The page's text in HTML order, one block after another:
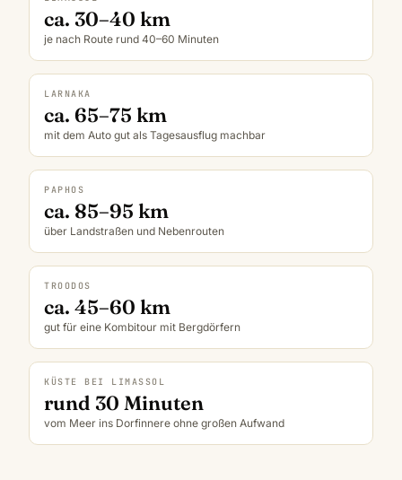
ca. 30–40 km
je nach Route rund 40–60 Minuten
LARNAKA
ca. 65–75 km
mit dem Auto gut als Tagesausflug machbar
PAPHOS
ca. 85–95 km
über Landstraßen und Nebenrouten
TROODOS
ca. 45–60 km
gut für eine Kombitour mit Bergdörfern
KÜSTE BEI LIMASSOL
rund 30 Minuten
vom Meer ins Dorfinnere ohne großen Aufwand